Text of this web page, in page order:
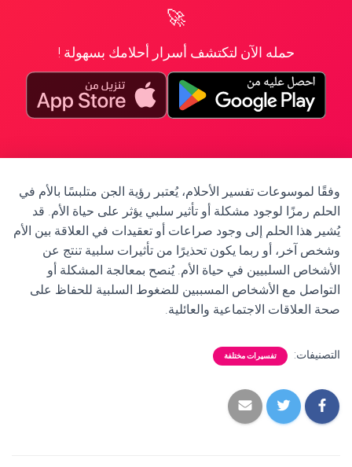
🚀
حمله الآن لتكتشف أسرار أحلامك بسهولة !
وفقًا لموسوعات تفسير الأحلام، يُعتبر رؤية الجن متلبسًا بالأم في
الحلم رمزًا لوجود مشكلة أو تأثير سلبي يؤثر على حياة الأم. قد
يُشير هذا الحلم إلى وجود صراعات أو تعقيدات في العلاقة بين الأم
وشخص آخر، أو ربما يكون تحذيرًا من تأثيرات سلبية تنتج عن
الأشخاص السلبيين في حياة الأم. يُنصح بمعالجة المشكلة أو
التواصل مع الأشخاص المسببين للضغوط السلبية للحفاظ على
صحة العلاقات الاجتماعية والعائلية.
التصنيفات: تفسيرات مختلفة